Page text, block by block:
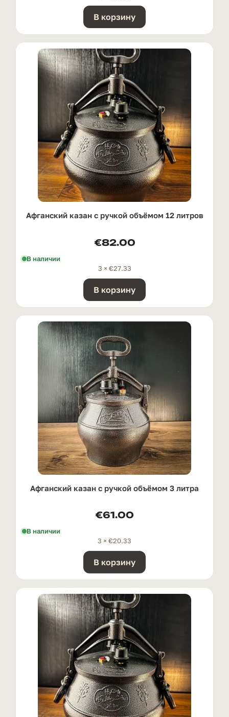
В корзину
Афганский казан с ручкой oбъёмом 12 литров
€82.00
В наличии
3 × €27.33
В корзину
Афганский казан с ручкой oбъёмом 3 литра
€61.00
В наличии
3 × €20.33
В корзину